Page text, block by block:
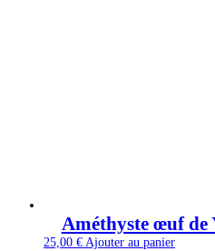
Améthyste œuf de
25,00 € Ajouter au panier